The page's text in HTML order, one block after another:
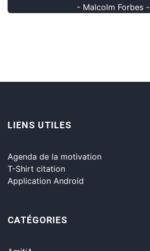
- Malcolm Forbes -
LIENS UTILES
Agenda de la motivation
T-Shirt citation
Application Android
CATÉGORIES